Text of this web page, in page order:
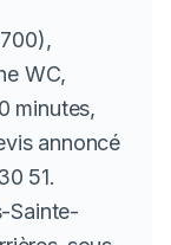
WC,
minutes,
annoncé
51.
Sainte-